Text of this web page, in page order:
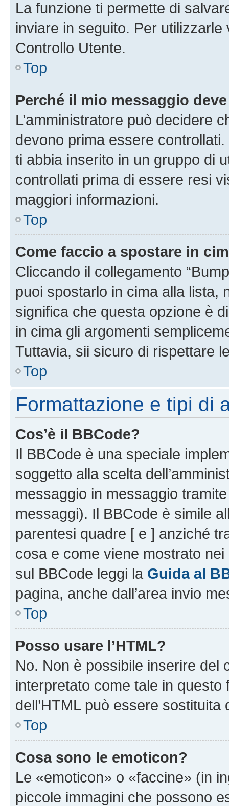
La funzione ti permette di
inviare in seguito. Per utilizzarle
Controllo Utente.
Top
Perché il mio messaggio
L’amministratore può decidere
devono prima essere
ti abbia inserito in un gruppo di
controllati prima di essere resi
maggiori informazioni.
Top
Come faccio a spostare in
Cliccando il collegamento
puoi spostarlo in cima alla lista,
significa che questa opzione è
in cima gli argomenti
Tuttavia, sii sicuro di rispettare
Top
Formattazione e tipi di
Cos’è il BBCode?
Il BBCode è una speciale
soggetto alla scelta
messaggio in messaggio
messaggi). Il BBCode è simile
parentesi quadre [ e ] anziché
cosa e come viene mostrato
sul BBCode leggi la Guida al
pagina, anche dall’area invio
Top
Posso usare l’HTML?
No. Non è possibile inserire del
interpretato come tale in
dell’HTML può essere sostituita
Top
Cosa sono le emoticon?
Le «emoticon» o «faccine» (in
piccole immagini che possono